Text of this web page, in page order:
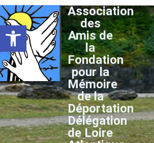
Ouvrir la barre d’outils
Association
des
Amis de
la
Fondation
pour la
Mémoire
de la
Déportation
Délégation
de Loire